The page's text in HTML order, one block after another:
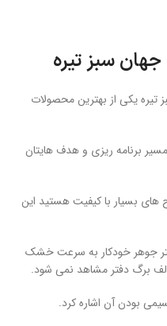
سبز تیره
یکی از بهترین محصولات
برنامه ریزی و هدف هایتان
های بسیار با کیفیت هستید این
جوهر خودکار به سرعت خشک
برگ دفتر مشاهد نمی شود.
بودن آن اشاره کرد.